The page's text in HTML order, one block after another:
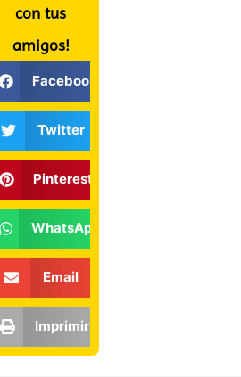
con tus
amigos!
Facebook
Twitter
Pinterest
WhatsApp
Email
Imprimir